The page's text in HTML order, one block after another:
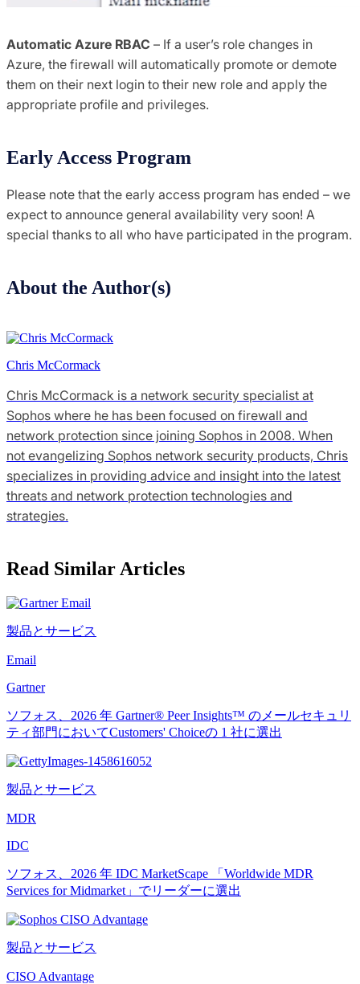
Automatic Azure RBAC – If a user’s role changes in
Azure, the firewall will automatically promote or demote
them on their next login to their new role and apply the
appropriate profile and privileges.
Early Access Program
Please note that the early access program has ended – we
expect to announce general availability very soon! A
special thanks to all who have participated in the program.
About the Author(s)
Chris McCormack
Chris McCormack is a network security specialist at
Sophos where he has been focused on firewall and
network protection since joining Sophos in 2008. When
not evangelizing Sophos network security products, Chris
specializes in providing advice and insight into the latest
threats and network protection technologies and
strategies.
Read Similar Articles
製品とサービス
Email
Gartner
ソフォス、2026 年 Gartner® Peer Insights™ のメールセキュリ
ティ部門においてCustomers' Choiceの 1 社に選出
製品とサービス
MDR
IDC
ソフォス、2026 年 IDC MarketScape 「Worldwide MDR
Services for Midmarket」でリーダーに選出
製品とサービス
CISO Advantage